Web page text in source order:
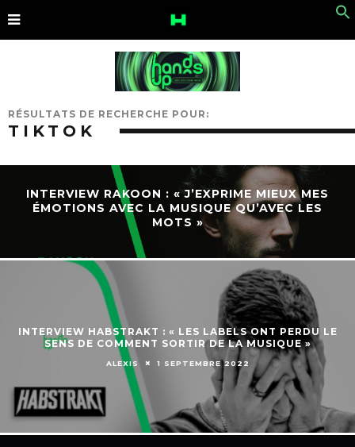
RÉSULTATS DE RECHERCHE POUR:
TIKTOK
INTERVIEW RAKOON : « J’EXPRIME MIEUX MES
ÉMOTIONS AVEC LA MUSIQUE QU’AVEC LES
MOTS »
INTERVIEW HABSTRAKT : « LES LABELS ONT PERDU LE
SENS DE COMMENT SORTIR DE LA MUSIQUE »
ALEXIS 1 SEPTEMBRE 2022